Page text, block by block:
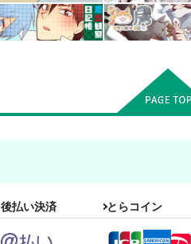
後払い決済 とらコイン